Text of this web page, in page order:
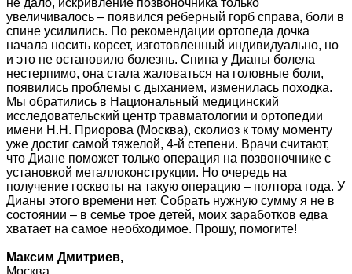
увеличивалось – появился реберный горб справа, боли в
спине усилились. По рекомендации ортопеда дочка
начала носить корсет, изготовленный индивидуально, но
и это не остановило болезнь. Спина у Дианы болела
нестерпимо, она стала жаловаться на головные боли,
появились проблемы с дыханием, изменилась походка.
Мы обратились в Национальный медицинский
исследовательский центр травматологии и ортопедии
имени Н.Н. Приорова (Москва), сколиоз к тому моменту
уже достиг самой тяжелой, 4-й степени. Врачи считают,
что Диане поможет только операция на позвоночнике с
установкой металлоконструкции. Но очередь на
получение госквоты на такую операцию – полтора года. У
Дианы этого времени нет. Собрать нужную сумму я не в
состоянии – в семье трое детей, моих заработков едва
хватает на самое необходимое. Прошу, помогите!
Максим Дмитриев,
Москва